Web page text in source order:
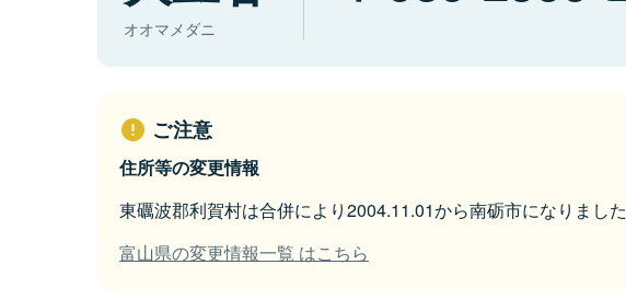
オオマメダニ
ご注意
住所等の変更情報
東礪波郡利賀村は合併により2004.11.01から南砺市になりました
富山県の変更情報一覧 はこちら